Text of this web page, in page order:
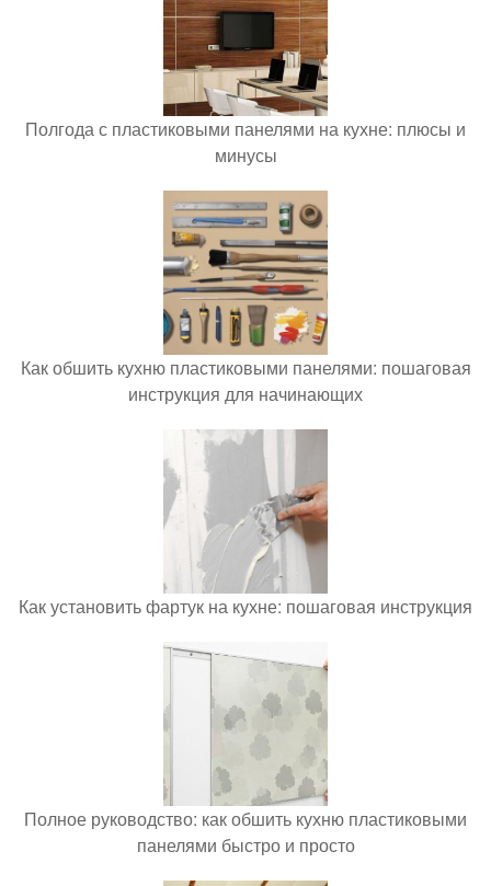
Полгода с пластиковыми панелями на кухне: плюсы и
минусы
Как обшить кухню пластиковыми панелями: пошаговая
инструкция для начинающих
Как установить фартук на кухне: пошаговая инструкция
Полное руководство: как обшить кухню пластиковыми
панелями быстро и просто